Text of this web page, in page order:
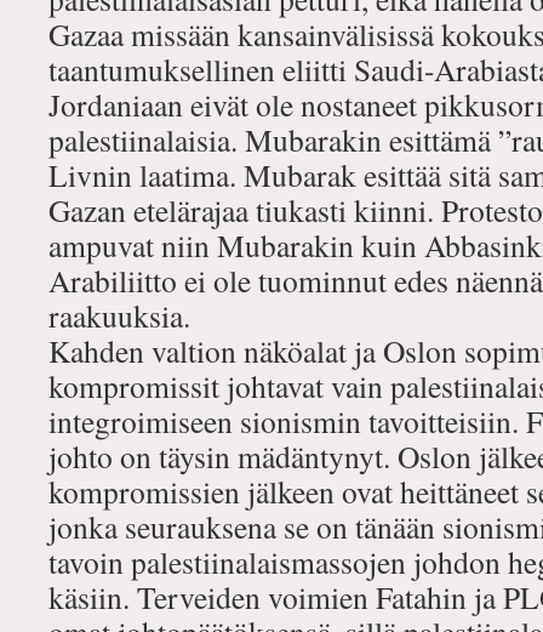
Gazaa missään kansainvälisissä
taantumuksellinen eliitti Saudi-
Jordaniaan eivät ole nostaneet
palestiinalaisia. Mubarakin esittämä
Livnin laatima. Mubarak esittää sitä
Gazan etelärajaa tiukasti kiinni.
ampuvat niin Mubarakin kuin
Arabiliitto ei ole tuominnut edes
raakuuksia.
Kahden valtion näköalat ja Oslon
kompromissit johtavat vain
integroimiseen sionismin tavoitteisiin.
johto on täysin mädäntynyt. Oslon
kompromissien jälkeen ovat heittäneet
jonka seurauksena se on tänään
tavoin palestiinalaismassojen johdon
käsiin. Terveiden voimien Fatahin ja